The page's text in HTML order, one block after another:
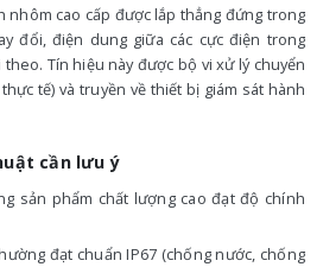
nhôm cao cấp được lắp thẳng đứng trong
đổi, điện dung giữa các cực điện trong
Tín hiệu này được bộ vi xử lý chuyển
tế) và truyền về thiết bị giám sát hành
cần lưu ý
sản phẩm chất lượng cao đạt độ chính
đạt chuẩn IP67 (chống nước, chống